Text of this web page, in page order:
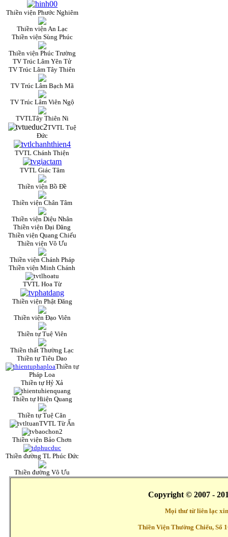
Thiền viện Phước Nghiêm
Thiền viện An Lạc
Thiền viện Sùng Phúc
Thiền viện Phúc Trường
TV Trúc Lâm Yên Tử
TV Trúc Lâm Tây Thiên
TV Trúc Lâm Bạch Mã
TV Trúc Lâm Viên Ngộ
TVTLTây Thiên Ni
TVTL Tuệ
Đức
TVTL Chánh Thiện
TVTL Giác Tâm
Thiền viện Bồ Đề
Thiền viện Chân Tâm
Thiền viện Diệu Nhân
Thiền viện Đại Đăng
Thiền viện Quang Chiếu
Thiền viện Vô Ưu
Thiền viện Chánh Pháp
Thiền viện Minh Chánh
TVTL Hoa Từ
Thiền viện Phật Đăng
Thiền viện Đạo Viên
Thiền tự Tuệ Viên
Thiền thất Thường Lạc
Thiền tự Tiêu Dao
Thiền tự
Pháp Loa
Thiền tự Hỷ Xả
Thiền tự Hiiện Quang
Thiền tự Tuệ Căn
TVTL Từ Ấn
Thiền viện Bảo Chơn
Thiền đường TL Phúc Đức
Thiền đường Vô Ưu
Copyright © 2007 -
Mọi thư từ liên lạc
Thiền Viện Thường Chiếu, Số